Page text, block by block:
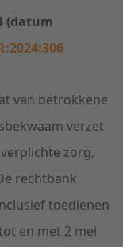
(datum
van betrokkene
verzet
zorg,
rechtbank
toedienen
en met 2 mei